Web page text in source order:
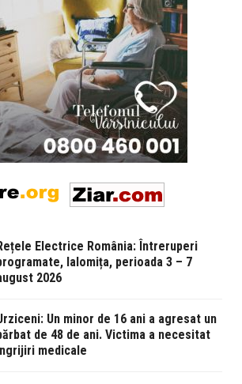
Electrice România: Întreruperi
Ialomița, perioada 3 – 7
2026
Un minor de 16 ani a agresat un
de 48 de ani. Victima a necesitat
medicale